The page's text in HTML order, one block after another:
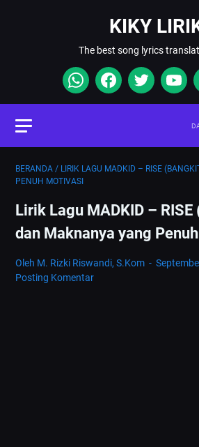
KIKY
The best song lyrics
BERANDA / LIRIK LAGU MADKID – RISE
PENUH MOTIVASI
Lirik Lagu MADKID – RISE
dan Maknanya yang
Oleh M. Rizki Riswandi, S.Kom
Posting Komentar